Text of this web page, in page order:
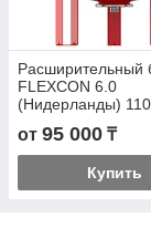
Расширительный
FLEXCON 6.0
(Нидерланды)
л, 200 л, 300 л,
л, 800 л, 1000 л,
от 95 000 ₸
Купить